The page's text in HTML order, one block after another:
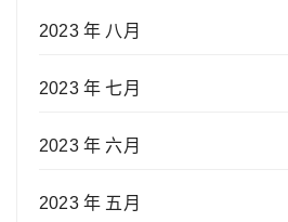
2023 年 八月
2023 年 七月
2023 年 六月
2023 年 五月